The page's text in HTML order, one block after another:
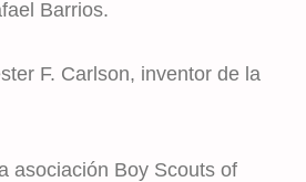
Barrios.
F. Carlson, inventor de la
asociación Boy Scouts of